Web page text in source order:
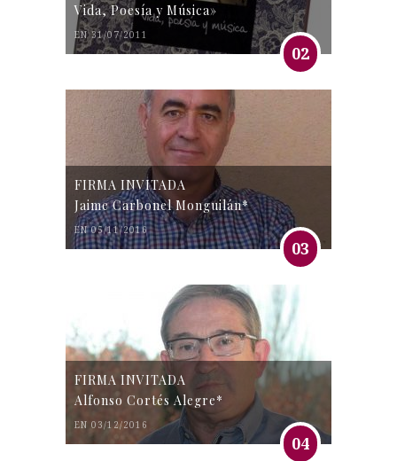
Vida, Poesía y Música»
EN 31/07/2011
02
FIRMA INVITADA
Jaime Carbonel Monguilán*
EN 05/11/2016
03
FIRMA INVITADA
Alfonso Cortés Alegre*
EN 03/12/2016
04